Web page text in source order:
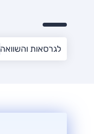
לגרסאות והשוואה